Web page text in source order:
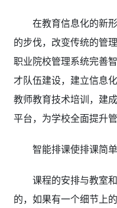
在教育信息化的新
的步伐，改变传统的管
职业院校管理系统完善
才队伍建设，建立信息
教师教育技术培训，建
平台，为学校全面提升
智能排课使排课简
课程的安排与教室
的，如果有一个细节上